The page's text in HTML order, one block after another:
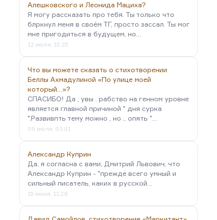
Алешковского и Леонида Мациха?
Я могу рассказать про тебя. Ты только что
блркнул меня в своём ТГ, просто зассал. Ты мог
мне пригодиться в будущем, но…
12 июля, 15:25
Что вы можете сказать о стихотворении
Беллы Ахмадулиной «По улице моей
который…»?
СПАСИБО! Да , увы . рабство на генном уровне
является главной причиной " дня сурка
".Развивпть тему можно , но .. опять "…
09 июля, 03:01
Александр Куприн
Да, я согласна с вами, Дмитрий Львович, что
Александр Куприн - "прежде всего умный и
сильный писатель, каких в русской…
15 июня, 11:29